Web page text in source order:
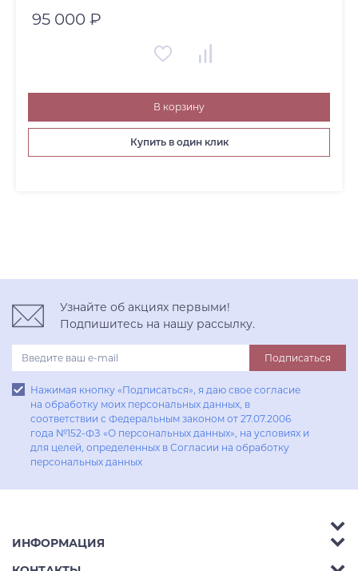
95 000 ₽
В корзину
Купить в один клик
Узнайте об акциях первыми!
Подпишитесь на нашу рассылку.
Подписаться
Нажимая кнопку «Подписаться», я даю свое согласие
на обработку моих персональных данных, в
соответствии с Федеральным законом от 27.07.2006
года №152-ФЗ «О персональных данных», на условиях и
для целей, определенных в Согласии на обработку
персональных данных
Аксессуары
ИНФОРМАЦИЯ